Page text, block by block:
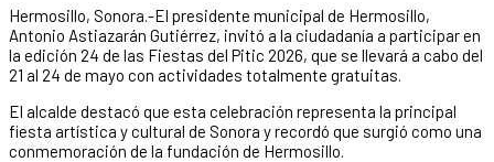
Hermosillo, Sonora.-El presidente municipal de Hermosillo,
Antonio Astiazarán Gutiérrez, invitó a la ciudadanía a participar en
la edición 24 de las Fiestas del Pitic 2026, que se llevará a cabo del
21 al 24 de mayo con actividades totalmente gratuitas.
El alcalde destacó que esta celebración representa la principal
fiesta artística y cultural de Sonora y recordó que surgió como una
conmemoración de la fundación de Hermosillo.